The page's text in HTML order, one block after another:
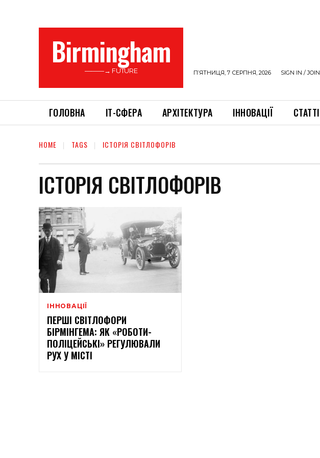
Birmingham
———→ FUTURE П’ЯТНИЦЯ, 7 СЕРПНЯ, 2026 SIGN IN / JOIN
ГОЛОВНА ІТ-СФЕРА АРХІТЕКТУРА ІННОВАЦІЇ СТАТТІ
HOME TAGS ІСТОРІЯ СВІТЛОФОРІВ
ІСТОРІЯ СВІТЛОФОРІВ
ІННОВАЦІЇ
ПЕРШІ СВІТЛОФОРИ
БІРМІНГЕМА: ЯК «РОБОТИ-
ПОЛІЦЕЙСЬКІ» РЕГУЛЮВАЛИ
РУХ У МІСТІ